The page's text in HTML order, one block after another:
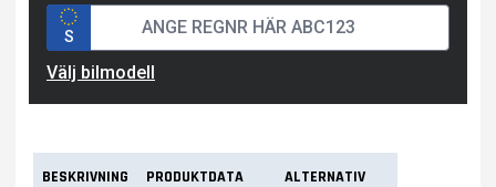
S
Välj bilmodell
BESKRIVNING PRODUKTDATA ALTERNATIV